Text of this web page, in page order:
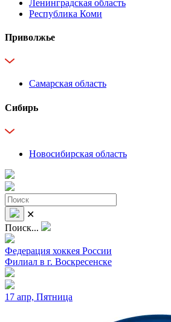
Ленинградская область
Республика Коми
Приволжье
Самарская область
Сибирь
Новосибирская область
✕
Поиск...
Федерация хоккея России
Филиал в г. Воскресенске
17 апр, Пятница